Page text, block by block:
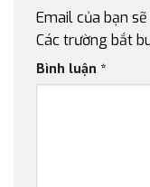
Email của bạn
Các trường bắt
Bình luận *